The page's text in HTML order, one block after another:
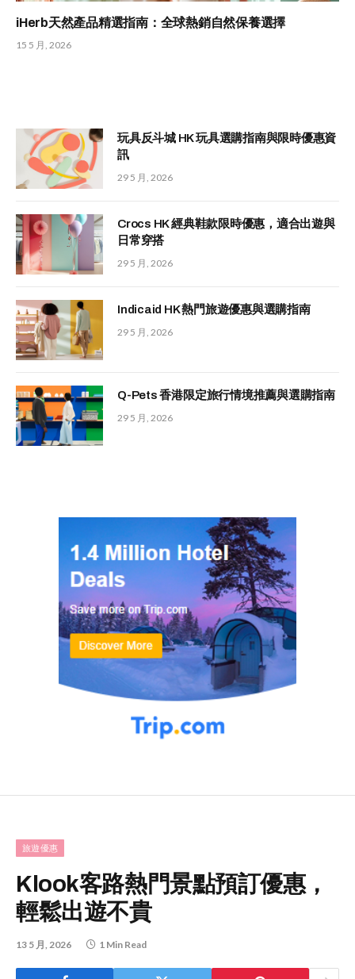
iHerb天然產品精選指南：全球熱銷自然保養選擇
15 5 月, 2026
玩具反斗城 HK 玩具選購指南與限時優惠資
訊
29 5 月, 2026
Crocs HK 經典鞋款限時優惠，適合出遊與
日常穿搭
29 5 月, 2026
Indicaid HK 熱門旅遊優惠與選購指南
29 5 月, 2026
Q-Pets 香港限定旅行情境推薦與選購指南
29 5 月, 2026
旅遊優惠
Klook客路熱門景點預訂優惠，
輕鬆出遊不貴
13 5 月, 2026 1 Min Read